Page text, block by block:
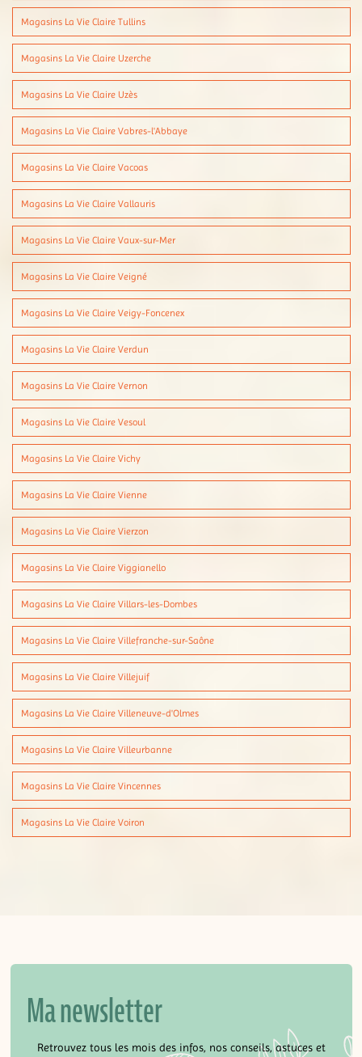
Magasins La Vie Claire Tullins
Magasins La Vie Claire Uzerche
Magasins La Vie Claire Uzès
Magasins La Vie Claire Vabres-l'Abbaye
Magasins La Vie Claire Vacoas
Magasins La Vie Claire Vallauris
Magasins La Vie Claire Vaux-sur-Mer
Magasins La Vie Claire Veigné
Magasins La Vie Claire Veigy-Foncenex
Magasins La Vie Claire Verdun
Magasins La Vie Claire Vernon
Magasins La Vie Claire Vesoul
Magasins La Vie Claire Vichy
Magasins La Vie Claire Vienne
Magasins La Vie Claire Vierzon
Magasins La Vie Claire Viggianello
Magasins La Vie Claire Villars-les-Dombes
Magasins La Vie Claire Villefranche-sur-Saône
Magasins La Vie Claire Villejuif
Magasins La Vie Claire Villeneuve-d'Olmes
Magasins La Vie Claire Villeurbanne
Magasins La Vie Claire Vincennes
Magasins La Vie Claire Voiron
Ma newsletter
Retrouvez tous les mois des infos, nos conseils, astuces et